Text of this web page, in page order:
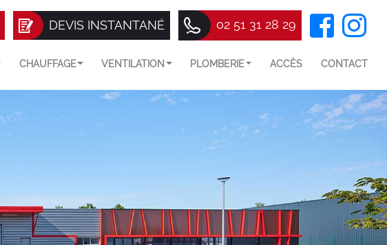
DEVIS INSTANTANÉ 02 51 31 28 29
CHAUFFAGE VENTILATION PLOMBERIE ACCÈS CONTACT